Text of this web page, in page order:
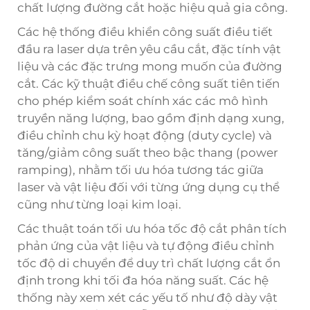
chất lượng đường cắt hoặc hiệu quả gia công.
Các hệ thống điều khiển công suất điều tiết
đầu ra laser dựa trên yêu cầu cắt, đặc tính vật
liệu và các đặc trưng mong muốn của đường
cắt. Các kỹ thuật điều chế công suất tiên tiến
cho phép kiểm soát chính xác các mô hình
truyền năng lượng, bao gồm định dạng xung,
điều chỉnh chu kỳ hoạt động (duty cycle) và
tăng/giảm công suất theo bậc thang (power
ramping), nhằm tối ưu hóa tương tác giữa
laser và vật liệu đối với từng ứng dụng cụ thể
cũng như từng loại kim loại.
Các thuật toán tối ưu hóa tốc độ cắt phân tích
phản ứng của vật liệu và tự động điều chỉnh
tốc độ di chuyển để duy trì chất lượng cắt ổn
định trong khi tối đa hóa năng suất. Các hệ
thống này xem xét các yếu tố như độ dày vật